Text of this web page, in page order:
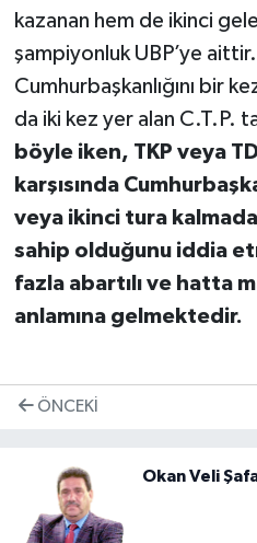
kazanan hem de ikinci
şampiyonluk UBP’ye aittir.
Cumhurbaşkanlığını bir
da iki kez yer alan C.T.P.
böyle iken, TKP veya
karşısında
veya ikinci tura
sahip olduğunu iddia
fazla abartılı ve hatta
anlamına gelmektedir.
ÖNCEKI
Okan Veli